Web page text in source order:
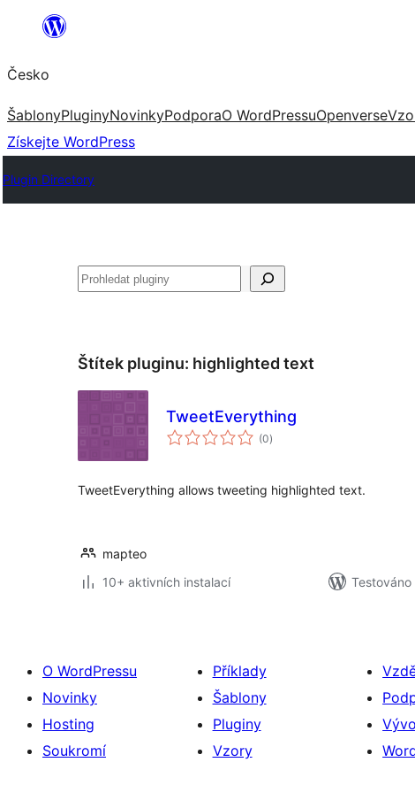
Přeskočit
obsah
Česko
ŠablonyPluginyNovinkyPodporaO WordPressuOpenverse
Získejte WordPress
Plugin Directory
Hledat
Štítek pluginu: highlighted text
TweetEverything
(0celkové
hodnocení
)
TweetEverything allows tweeting highlighted text.
mapteo
10+ aktivních instalací
Testováno
O WordPressu
Novinky
Hosting
Soukromí
Příklady
Šablony
Pluginy
Vzory